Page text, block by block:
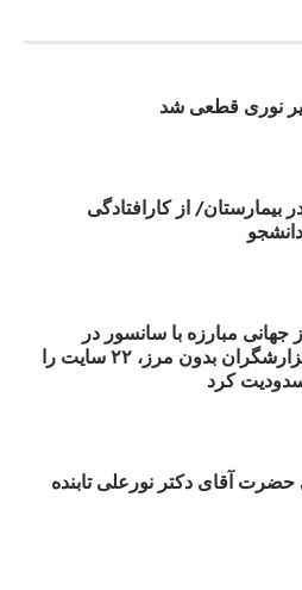
نوری قطعی شد
بیمارستان/ از کارافتادگی
روز جهانی مبارزه با سانسور در
اینترنت: #آزادی هم‌آیند گزارشگران‌ بدون مرز، ۲۲ سایت را
کرد
حضرت آقای دکتر نورعلی تابنده